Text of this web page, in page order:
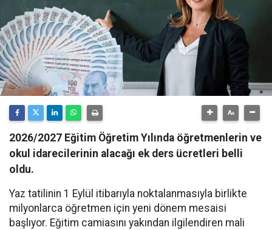
2026/2027 Eğitim Öğretim Yılında öğretmenlerin ve
okul idarecilerinin alacağı ek ders ücretleri belli
oldu.
Yaz tatilinin 1 Eylül itibarıyla noktalanmasıyla birlikte
milyonlarca öğretmen için yeni dönem mesaisi
başlıyor. Eğitim camiasını yakından ilgilendiren mali